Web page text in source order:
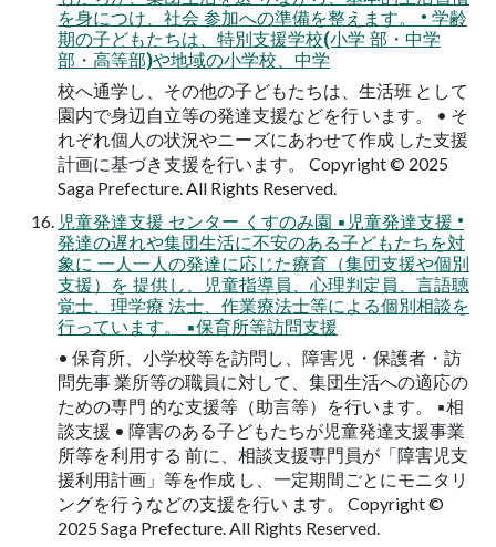
を身につけ、社会 参加への準備を整えます。 • 学齢
期の子どもたちは、特別支援学校(小学 部・中学
部・高等部)や地域の小学校、中学
校へ通学し、その他の子どもたちは、生活班 として
園内で身辺自立等の発達支援などを行 います。 • そ
れぞれ個人の状況やニーズにあわせて作成 した支援
計画に基づき支援を行います。 Copyright © 2025
Saga Prefecture. All Rights Reserved.
児童発達支援 センター くすのみ園 ▪児童発達支援 •
発達の遅れや集団生活に不安のある子どもたちを対
象に 一人一人の発達に応じた療育（集団支援や個別
支援）を 提供し、児童指導員、心理判定員、言語聴
覚士、理学療 法士、作業療法士等による個別相談を
行っています。 ▪保育所等訪問支援
• 保育所、小学校等を訪問し、障害児・保護者・訪
問先事 業所等の職員に対して、集団生活への適応の
ための専門 的な支援等（助言等）を行います。 ▪相
談支援 • 障害のある子どもたちが児童発達支援事業
所等を利用する 前に、相談支援専門員が「障害児支
援利用計画」等を作成 し、一定期間ごとにモニタリ
ングを行うなどの支援を行い ます。 Copyright ©
2025 Saga Prefecture. All Rights Reserved.